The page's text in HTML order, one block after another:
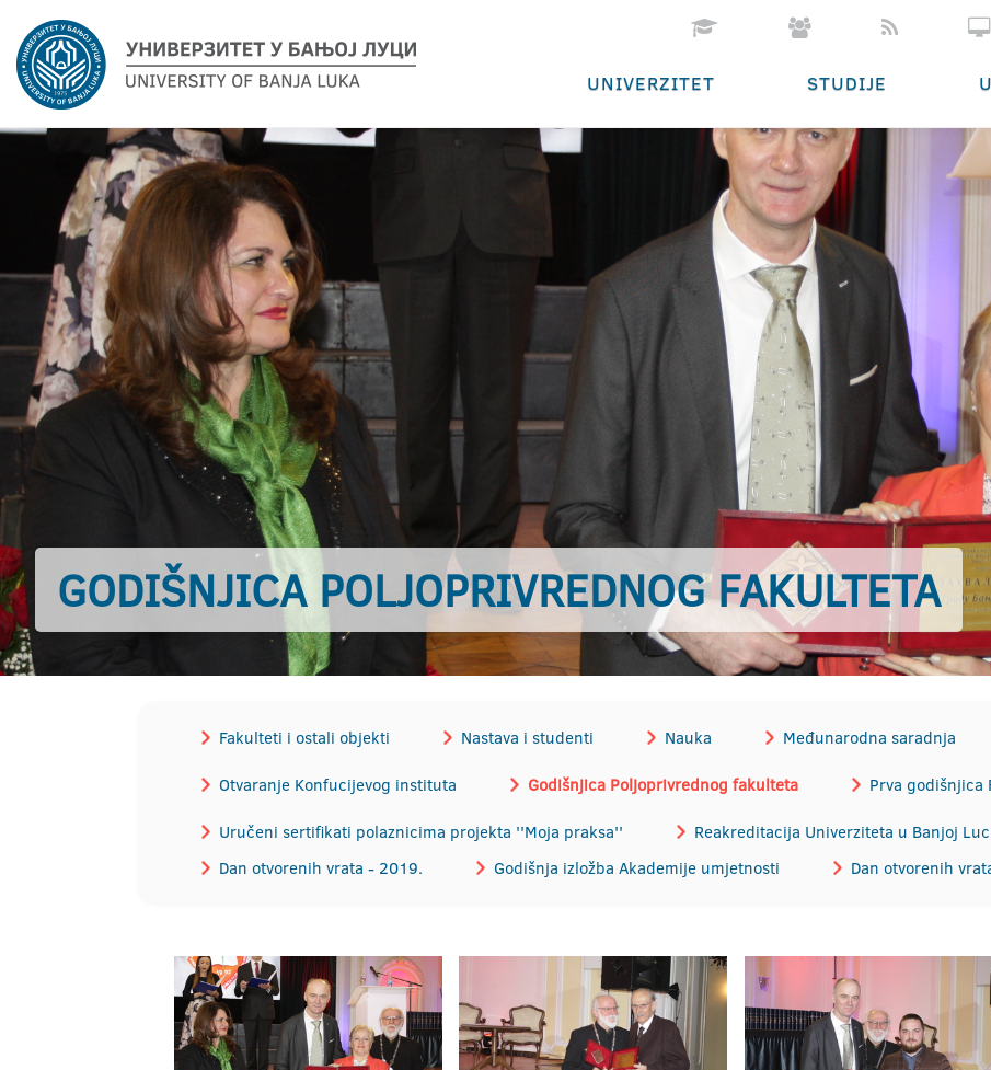
UNIVERZITET STUDIJE
GODIŠNJICA POLJOPRIVREDNOG FAKULTETA
Fakulteti i ostali objekti Nastava i studenti Nauka Međunarodna saradnja
Otvaranje Konfucijevog instituta Godišnjica Poljoprivrednog fakulteta Prva godišnjica
Uručeni sertifikati polaznicima projekta ''Moja praksa''
Reakreditacija Univerziteta u Banjoj
Dan otvorenih vrata - 2019.
Godišnja izložba Akademije umjetnosti Dan otvorenih